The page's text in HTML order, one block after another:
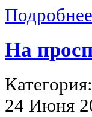
На
Категория:
24 Июня